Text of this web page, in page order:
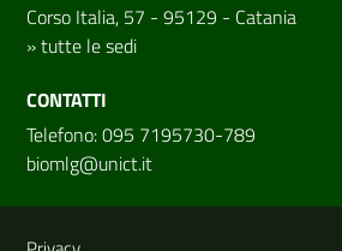
Corso Italia, 57 - 95129 - Catania
»tutte le sedi
CONTATTI
Telefono: 095 7195730-789
biomlg@unict.it
Link e informazioni utili